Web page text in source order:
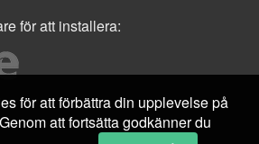
för att installera:
för att förbättra din upplevelse på
att fortsätta godkänner du